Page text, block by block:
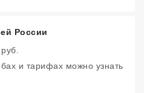
России
и тарифах можно узнать